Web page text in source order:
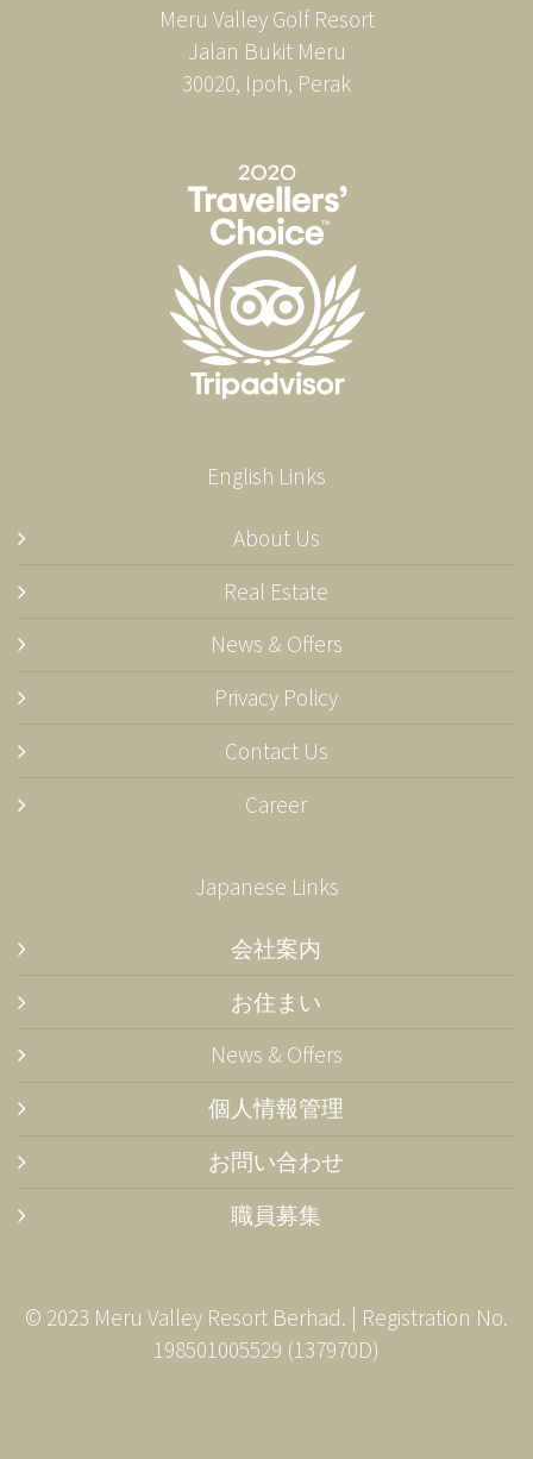
Meru Valley Golf Resort
Jalan Bukit Meru
30020, Ipoh, Perak
English Links
About Us
Real Estate
News & Offers
Privacy Policy
Contact Us
Career
Japanese Links
会社案内
お住まい
News & Offers
個人情報管理
お問い合わせ
職員募集
© 2023 Meru Valley Resort Berhad. | Registration No.
198501005529 (137970­D)